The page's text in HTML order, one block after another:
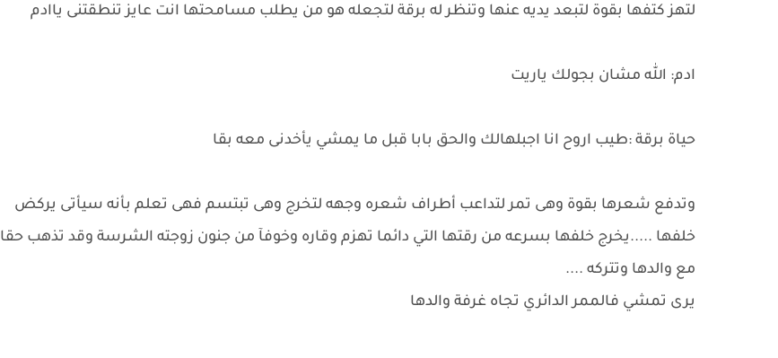
لتهز كتفها بقوة لتبعد يديه عنها وتنظر له برقة لتجعله هو من يطلب مسامحتها انت عايز تنطقتنى ياادم
ادم: الله مشان بجولك ياريت
حياة برقة :طيب اروح انا اجبلهالك والحق بابا قبل ما يمشي يأخدنى معه بقا
وتدفع شعرها بقوة وهى تمر لتداعب أطراف شعره وجهه لتخرج وهى تبتسم فهى تعلم بأنه سيأتى يركض
خلفها .....يخرج خلفها بسرعه من رقتها التي دائما تهزم وقاره وخوفآ من جنون زوجته الشرسة وقد تذهب حقا
مع والدها وتتركه ....
يرى تمشي فالممر الدائري تجاه غرفة والدها